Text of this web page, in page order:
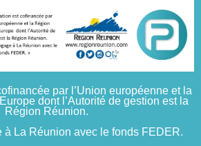
par l’Union européenne et la
dont l’Autorité de gestion est la
Région Réunion.
à La Réunion avec le fonds FEDER.